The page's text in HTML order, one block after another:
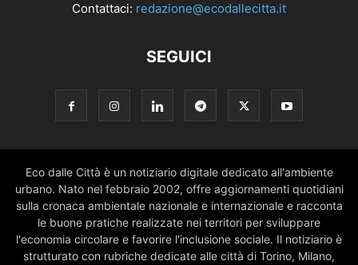
Contattaci: redazione@ecodallecitta.it
SEGUICI
Eco dalle Città è un notiziario digitale dedicato all'ambiente
urbano. Nato nel febbraio 2002, offre aggiornamenti quotidiani
sulla cronaca ambientale nazionale e internazionale e racconta
le buone pratiche realizzate nei territori per sviluppare
l'economia circolare e favorire l'inclusione sociale. Il notiziario è
strutturato con rubriche dedicate alle città di Torino, Milano,